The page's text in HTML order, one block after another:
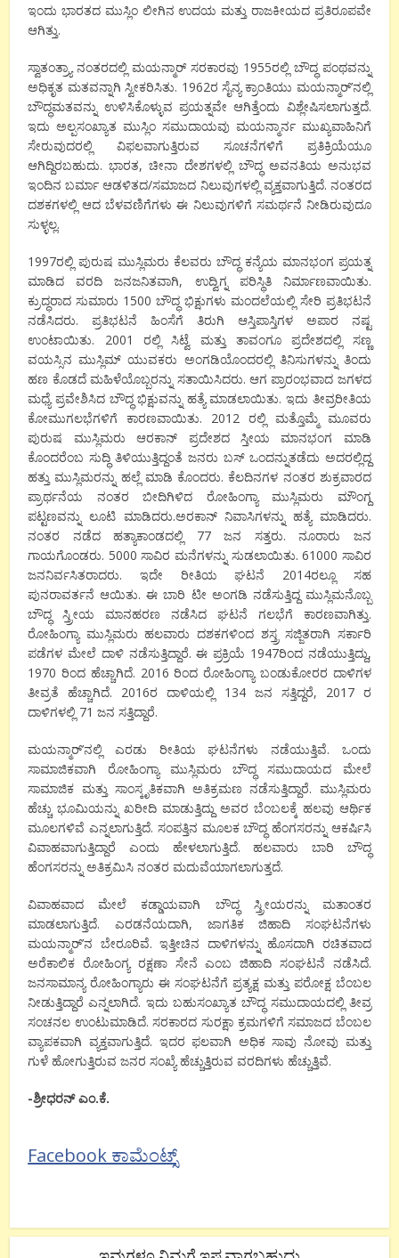
ಇಂದು ಭಾರತದ ಮುಸ್ಲಿಂ ಲೀಗಿನ ಉದಯ ಮತ್ತು ರಾಜಕೀಯದ ಪ್ರತಿರೂಪವೇ
ಆಗಿತ್ತು.
ಸ್ವಾತಂತ್ರ್ಯಾ ನಂತರದಲ್ಲಿ ಮಯನ್ಮಾರ್ ಸರಕಾರವು 1955ರಲ್ಲಿ ಬೌದ್ಧ ಪಂಥವನ್ನು
ಅಧಿಕೃತ ಮತವನ್ನಾಗಿ ಸ್ವೀಕರಿಸಿತು. 1962ರ ಸೈನ್ಯ ಕ್ರಾಂತಿಯು ಮಯನ್ಮಾರ್’ನಲ್ಲಿ
ಬೌದ್ಧಮತವನ್ನು ಉಳಿಸಿಕೊಳ್ಳುವ ಪ್ರಯತ್ನವೇ ಆಗಿತ್ತೆಂದು ವಿಶ್ಲೇಷಿಸಲಾಗುತ್ತದೆ.
ಇದು ಅಲ್ಪಸಂಖ್ಯಾತ ಮುಸ್ಲಿಂ ಸಮುದಾಯವು ಮಯನ್ಮಾರ್ನ ಮುಖ್ಯವಾಹಿನಿಗೆ
ಸೇರುವುದರಲ್ಲಿ ವಿಫಲವಾಗುತ್ತಿರುವ ಸೂಚನೆಗಳಿಗೆ ಪ್ರತಿಕ್ರಿಯೆಯೂ
ಆಗಿದ್ದಿರಬಹುದು. ಭಾರತ, ಚೀನಾ ದೇಶಗಳಲ್ಲಿ ಬೌದ್ಧ ಅವನತಿಯ ಅನುಭವ
ಇಂದಿನ ಬರ್ಮಾ ಆಡಳಿತದ/ಸಮಾಜದ ನಿಲುವುಗಳಲ್ಲಿ ವ್ಯಕ್ತವಾಗುತ್ತಿದೆ. ನಂತರದ
ದಶಕಗಳಲ್ಲಿ ಆದ ಬೆಳವಣಿಗೆಗಳು ಈ ನಿಲುವುಗಳಿಗೆ ಸಮರ್ಥನೆ ನೀಡಿರುವುದೂ
ಸುಳ್ಳಲ್ಲ.
1997ರಲ್ಲಿ ಪುರುಷ ಮುಸ್ಲಿಮರು ಕೆಲವರು ಬೌದ್ಧ ಕನ್ಯೆಯ ಮಾನಭಂಗ ಪ್ರಯತ್ನ
ಮಾಡಿದ ವರದಿ ಜನಜನಿತವಾಗಿ, ಉದ್ವಿಗ್ನ ಪರಿಸ್ಥಿತಿ ನಿರ್ಮಾಣವಾಯಿತು.
ಕ್ರುದ್ಧರಾದ ಸುಮಾರು 1500 ಬೌದ್ಧ ಭಿಕ್ಷುಗಳು ಮಂದಲೆಯಲ್ಲಿ ಸೇರಿ ಪ್ರತಿಭಟನೆ
ನಡೆಸಿದರು. ಪ್ರತಿಭಟನೆ ಹಿಂಸೆಗೆ ತಿರುಗಿ ಆಸ್ತಿಪಾಸ್ತಿಗಳ ಅಪಾರ ನಷ್ಟ
ಉಂಟಾಯಿತು. 2001 ರಲ್ಲಿ ಸಿಟ್ವೆ ಮತ್ತು ತಾವಂಗೂ ಪ್ರದೇಶದಲ್ಲಿ ಸಣ್ಣ
ವಯಸ್ಸಿನ ಮುಸ್ಲಿಮ್ ಯುವಕರು ಅಂಗಡಿಯೊಂದರಲ್ಲಿ ತಿನಿಸುಗಳನ್ನು ತಿಂದು
ಹಣ ಕೊಡದೆ ಮಹಿಳೆಯೊಬ್ಬರನ್ನು ಸತಾಯಿಸಿದರು. ಆಗ ಪ್ರಾರಂಭವಾದ ಜಗಳದ
ಮಧ್ಯೆ ಪ್ರವೇಶಿಸಿದ ಬೌದ್ಧ ಭಿಕ್ಷುವನ್ನು ಹತ್ಯೆ ಮಾಡಲಾಯಿತು. ಇದು ತೀವ್ರರೀತಿಯ
ಕೋಮುಗಲಭೆಗಳಿಗೆ ಕಾರಣವಾಯಿತು. 2012 ರಲ್ಲಿ ಮತ್ತೊಮ್ಮೆ ಮೂವರು
ಪುರುಷ ಮುಸ್ಲಿಮರು ಆರಕಾನ್ ಪ್ರದೇಶದ ಸ್ತೀಯ ಮಾನಭಂಗ ಮಾಡಿ
ಕೊಂದರೆಂಬ ಸುದ್ಧಿ ತಿಳಿಯುತ್ತಿದ್ದಂತೆ ಜನರು ಬಸ್ ಒಂದನ್ನುತಡೆದು ಅದರಲ್ಲಿದ್ದ
ಹತ್ತು ಮುಸ್ಲಿಮರನ್ನು ಹಲ್ಲೆ ಮಾಡಿ ಕೊಂದರು. ಕೆಲದಿನಗಳ ನಂತರ ಶುಕ್ರವಾರದ
ಪ್ರಾರ್ಥನೆಯ ನಂತರ ಬೀದಿಗಿಳಿದ ರೋಹಿಂಗ್ಯಾ ಮುಸ್ಲಿಮರು ಮೌಂಗ್ದ
ಪಟ್ಟಣವನ್ನು ಲೂಟಿ ಮಾಡಿದರು.ಅರಕಾನ್ ನಿವಾಸಿಗಳನ್ನು ಹತ್ಯೆ ಮಾಡಿದರು.
ನಂತರ ನಡೆದ ಹತ್ಯಾಕಾಂಡದಲ್ಲಿ 77 ಜನ ಸತ್ತರು. ನೂರಾರು ಜನ
ಗಾಯಗೊಂಡರು. 5000 ಸಾವಿರ ಮನೆಗಳನ್ನು ಸುಡಲಾಯಿತು. 61000 ಸಾವಿರ
ಜನನಿರ್ವಸಿತರಾದರು. ಇದೇ ರೀತಿಯ ಘಟನೆ 2014ರಲ್ಲೂ ಸಹ
ಪುನರಾವರ್ತನೆ ಆಯಿತು. ಈ ಬಾರಿ ಟೀ ಅಂಗಡಿ ನಡೆಸುತ್ತಿದ್ದ ಮುಸ್ಲಿಮನೊಬ್ಬ
ಬೌದ್ಧ ಸ್ತ್ರೀಯ ಮಾನಹರಣ ನಡೆಸಿದ ಘಟನೆ ಗಲಭೆಗೆ ಕಾರಣವಾಗಿತ್ತು.
ರೋಹಿಂಗ್ಯಾ ಮುಸ್ಲಿಮರು ಹಲವಾರು ದಶಕಗಳಿಂದ ಶಸ್ತ್ರ ಸಜ್ಜಿತರಾಗಿ ಸರ್ಕಾರಿ
ಪಡೆಗಳ ಮೇಲೆ ದಾಳಿ ನಡೆಸುತ್ತಿದ್ದಾರೆ. ಈ ಪ್ರಕ್ರಿಯೆ 1947ರಿಂದ ನಡೆಯುತ್ತಿದ್ದು,
1970 ರಿಂದ ಹೆಚ್ಚಾಗಿದೆ. 2016 ರಿಂದ ರೋಹಿಂಗ್ಯಾ ಬಂಡುಕೋರರ ದಾಳಿಗಳ
ತೀವ್ರತೆ ಹೆಚ್ಚಾಗಿದೆ. 2016ರ ದಾಳಿಯಲ್ಲಿ 134 ಜನ ಸತ್ತಿದ್ದರೆ, 2017 ರ
ದಾಳಿಗಳಲ್ಲಿ 71 ಜನ ಸತ್ತಿದ್ದಾರೆ.
ಮಯನ್ಮಾರ್’ನಲ್ಲಿ ಎರಡು ರೀತಿಯ ಘಟನೆಗಳು ನಡೆಯುತ್ತಿವೆ. ಒಂದು
ಸಾಮಾಜಿಕವಾಗಿ ರೋಹಿಂಗ್ಯಾ ಮುಸ್ಲಿಮರು ಬೌದ್ಧ ಸಮುದಾಯದ ಮೇಲೆ
ಸಾಮಾಜಿಕ ಮತ್ತು ಸಾಂಸ್ಕೃತಿಕವಾಗಿ ಅತಿಕ್ರಮಣ ನಡೆಸುತ್ತಿದ್ದಾರೆ. ಮುಸ್ಲಿಮರು
ಹೆಚ್ಚು ಭೂಮಿಯನ್ನು ಖರೀದಿ ಮಾಡುತ್ತಿದ್ದು ಅವರ ಬೆಂಬಲಕ್ಕೆ ಹಲವು ಆರ್ಥಿಕ
ಮೂಲಗಳಿವೆ ಎನ್ನಲಾಗುತ್ತಿದೆ. ಸಂಪತ್ತಿನ ಮೂಲಕ ಬೌದ್ಧ ಹೆಂಗಸರನ್ನು ಆಕರ್ಷಿಸಿ
ವಿವಾಹವಾಗುತ್ತಿದ್ದಾರೆ ಎಂದು ಹೇಳಲಾಗುತ್ತಿದೆ. ಹಲವಾರು ಬಾರಿ ಬೌದ್ಧ
ಹೆಂಗಸರನ್ನು ಅತಿಕ್ರಮಿಸಿ ನಂತರ ಮದುವೆಯಾಗಲಾಗುತ್ತದೆ.
ವಿವಾಹವಾದ ಮೇಲೆ ಕಡ್ಡಾಯವಾಗಿ ಬೌದ್ಧ ಸ್ತ್ರೀಯರನ್ನು ಮತಾಂತರ
ಮಾಡಲಾಗುತ್ತಿದೆ. ಎರಡನೆಯದಾಗಿ, ಜಾಗತಿಕ ಜಿಹಾದಿ ಸಂಘಟನೆಗಳು
ಮಯನ್ಮಾರ್’ನ ಬೇರೂರಿವೆ. ಇತ್ತೀಚಿನ ದಾಳಿಗಳನ್ನು ಹೊಸದಾಗಿ ರಚಿತವಾದ
ಅರೆಕಾಲಿಕ ರೋಹಿಂಗ್ಯ ರಕ್ಷಣಾ ಸೇನೆ ಎಂಬ ಜಿಹಾದಿ ಸಂಘಟನೆ ನಡೆಸಿದೆ.
ಜನಸಾಮಾನ್ಯ ರೋಹಿಂಗ್ಯಾರು ಈ ಸಂಘಟನೆಗೆ ಪ್ರತ್ಯಕ್ಷ ಮತ್ತು ಪರೋಕ್ಷ ಬೆಂಬಲ
ನೀಡುತ್ತಿದ್ದಾರೆ ಎನ್ನಲಾಗಿದೆ. ಇದು ಬಹುಸಂಖ್ಯಾತ ಬೌದ್ಧ ಸಮುದಾಯದಲ್ಲಿ ತೀವ್ರ
ಸಂಚನಲ ಉಂಟುಮಾಡಿದೆ. ಸರಕಾರದ ಸುರಕ್ಷಾ ಕ್ರಮಗಳಿಗೆ ಸಮಾಜದ ಬೆಂಬಲ
ವ್ಯಾಪಕವಾಗಿ ವ್ಯಕ್ತವಾಗುತ್ತಿದೆ. ಇದರ ಫಲವಾಗಿ ಅಧಿಕ ಸಾವು ನೋವು ಮತ್ತು
ಗುಳೆ ಹೋಗುತ್ತಿರುವ ಜನರ ಸಂಖ್ಯೆ ಹೆಚ್ಚುತ್ತಿರುವ ವರದಿಗಳು ಹೆಚ್ಚುತ್ತಿವೆ.
-ಶ್ರೀಧರನ್ ಎಂ.ಕೆ.
Facebook ಕಾಮೆಂಟ್ಸ್